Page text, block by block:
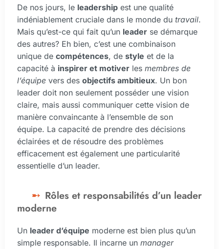
De nos jours, le leadership est une qualité
indéniablement cruciale dans le monde du travail.
Mais qu’est-ce qui fait qu’un leader se démarque
des autres? Eh bien, c’est une combinaison
unique de compétences, de style et de la
capacité à inspirer et motiver les membres de
l’équipe vers des objectifs ambitieux. Un bon
leader doit non seulement posséder une vision
claire, mais aussi communiquer cette vision de
manière convaincante à l’ensemble de son
équipe. La capacité de prendre des décisions
éclairées et de résoudre des problèmes
efficacement est également une particularité
essentielle d’un leader.
Rôles et responsabilités d’un leader
moderne
Un leader d’équipe moderne est bien plus qu’un
simple responsable. Il incarne un manager